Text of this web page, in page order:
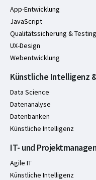
App-Entwicklung
JavaScript
Qualitätssicherung & Testing
UX-Design
Webentwicklung
Künstliche Intelligenz
Data Science
Datenanalyse
Datenbanken
Künstliche Intelligenz
IT- und
Agile IT
Künstliche Intelligenz